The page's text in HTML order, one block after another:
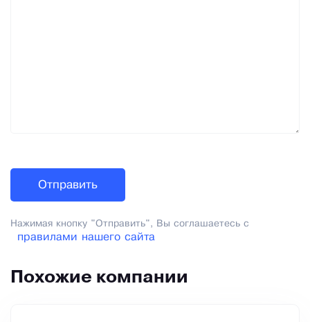
Нажимая кнопку "Отправить", Вы соглашаетесь с
правилами нашего сайта
Похожие компании